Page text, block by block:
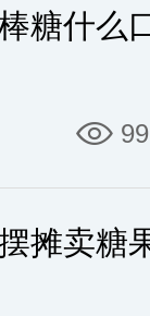
糖什么
摊卖糖